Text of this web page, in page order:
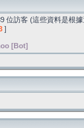
位訪客 (這些資料是根
]
[Bot]